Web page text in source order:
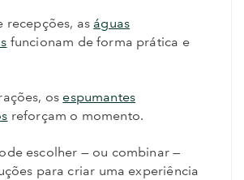
recepções, as águas
funcionam de forma prática e
os espumantes
reforçam o momento.
escolher — ou combinar —
para criar uma experiência